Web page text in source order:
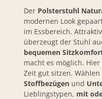
Der Polsterstuhl
modernen Look
im Essbereich.
überzeugt der Stuhl
bequemen
macht es möglich.
Zeit gut sitzen. Wählen
Stoffbezügen und
Lieblingstypen, mit